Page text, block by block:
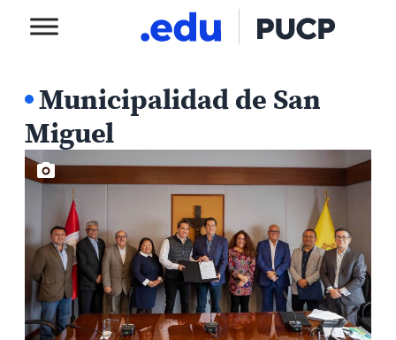
Municipalidad de San
Miguel